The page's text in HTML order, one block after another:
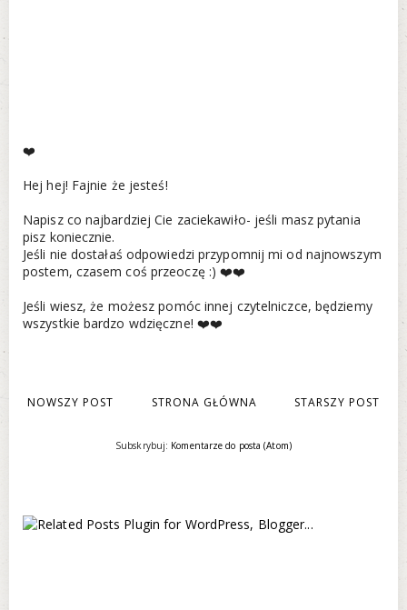
❤️
Hej hej! Fajnie że jesteś!
Napisz co najbardziej Cie zaciekawiło- jeśli masz pytania
pisz koniecznie.
Jeśli nie dostałaś odpowiedzi przypomnij mi od najnowszym
postem, czasem coś przeoczę :) ❤️❤️
Jeśli wiesz, że możesz pomóc innej czytelniczce, będziemy
wszystkie bardzo wdzięczne! ❤️❤️
NOWSZY POST STARSZY POST
STRONA GŁÓWNA
Subskrybuj: Komentarze do posta (Atom)